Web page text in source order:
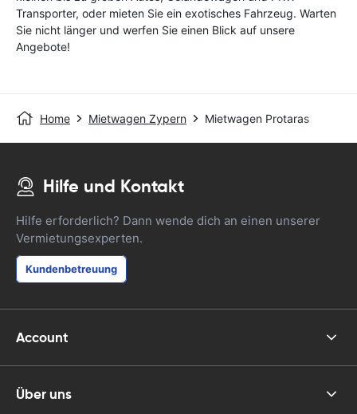
Transporter, oder mieten Sie ein exotisches Fahrzeug. Warten
Sie nicht länger und werfen Sie einen Blick auf unsere
Angebote!
Home Mietwagen Zypern Mietwagen Protaras
Hilfe und Kontakt
Hilfe erforderlich? Dann wende dich an einen unserer
Vermietungsexperten.
Kundenbetreuung
Account
Über uns